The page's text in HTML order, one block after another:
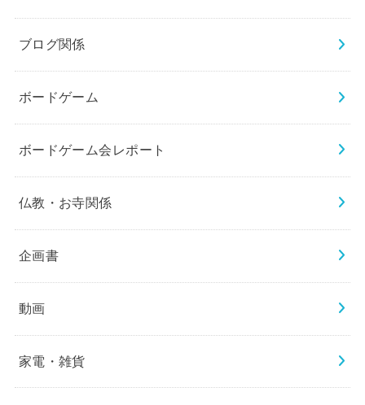
ブログ関係
ボードゲーム
ボードゲーム会レポート
仏教・お寺関係
企画書
動画
家電・雑貨